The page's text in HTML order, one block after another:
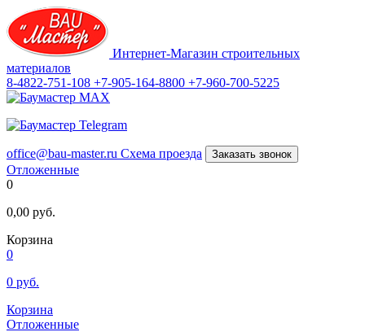
Интернет-Магазин строительных
материалов
8-4822-751-108 +7-905-164-8800 +7-960-700-5225
office@bau-master.ru Схема проезда Заказать звонок
Отложенные
0
0,00 руб.
Корзина
0
0 руб.
Корзина
Отложенные